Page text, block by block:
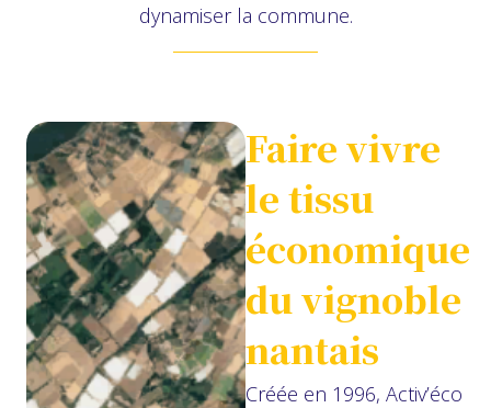
dynamiser la commune.
Faire vivre
le tissu
économique
du vignoble
nantais
Créée en 1996, Activ’éco